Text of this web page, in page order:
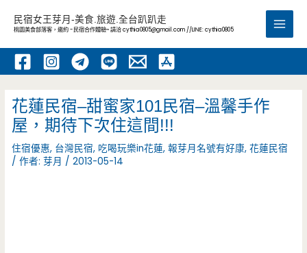
內
民宿女王芽月-美食.旅遊.全台趴趴走
桃園美食部落客，邀約 -民宿合作體驗~ 請洽cythia0805@gmail.com //LINE: cythia0805
Main
花蓮民宿–甜蜜家101民宿–溫馨手作
屋，期待下次住這間!!!
住宿優惠, 台灣民宿, 吃喝玩樂in花蓮,報芽月名號有好康,花蓮民宿
/ 作者:芽月 /2013-05-14